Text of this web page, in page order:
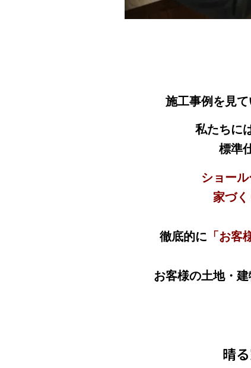
施工事例を見て
私たちに
標準
ショー
家づく
徹底的に 「お客
お客様の土地・
晴